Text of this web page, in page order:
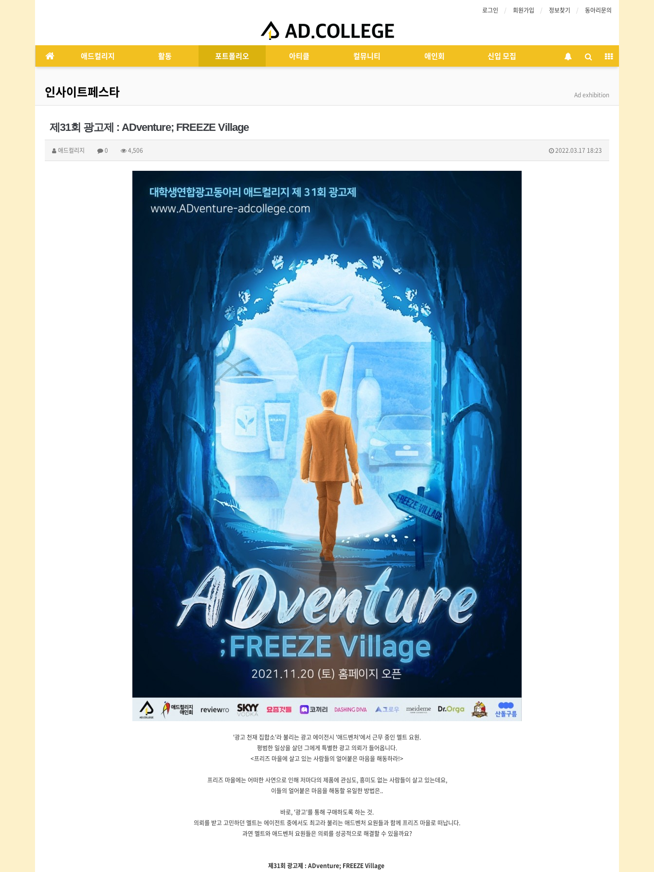
로그인 회원가입 정보찾기 동아리문의
애드컬리지 활동 포트폴리오 아티클 컬뮤니티 애인회 신입 모집
인사이트페스타 Ad exhibition
제31회 광고제 : ADventure; FREEZE Village
애드컬리지 0 4,506 2022.03.17 18:23
'광고 천재 집합소'라 불리는 광고 에이전시 '애드벤처'에서 근무 중인 멜트 요원.
평범한 일상을 살던 그에게 특별한 광고 의뢰가 들어옵니다.
<프리즈 마을에 살고 있는 사람들의 얼어붙은 마음을 해동하라!>
프리즈 마을에는 어떠한 사연으로 인해 저마다의 제품에 관심도, 흥미도 없는 사람들이 살고 있는데요,
이들의 얼어붙은 마음을 해동할 유일한 방법은..
바로, '광고'를 통해 구매하도록 하는 것.
의뢰를 받고 고민하던 멜트는 에이전트 중에서도 최고라 불리는 애드벤처 요원들과 함께 프리즈 마을로 떠납니다.
과연 멜트와 애드벤처 요원들은 의뢰를 성공적으로 해결할 수 있을까요?
제31회 광고제 : ADventure; FREEZE Village